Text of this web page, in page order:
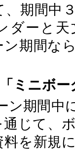
期間中
ダーと
ン期間な
ミニボ
ン期間中
じて、
を新規